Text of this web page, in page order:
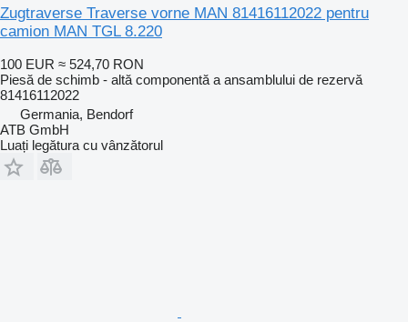
Zugtraverse Traverse vorne MAN 81416112022 pentru
camion MAN TGL 8.220
100 EUR ≈ 524,70 RON
Piesă de schimb - altă componentă a ansamblului de rezervă
81416112022
Germania, Bendorf
ATB GmbH
Luați legătura cu vânzătorul